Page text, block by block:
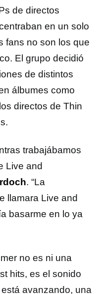
de directos
en un solo
fans no son los que
El grupo decidió
de distintos
álbumes como
directos de Thin
trabajábamos
Live and
. “La
llamara Live and
basarme en lo ya
no es ni una
hits, es el sonido
avanzando, una